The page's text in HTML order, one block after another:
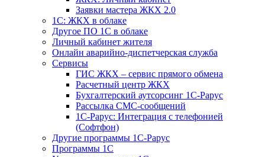
Заявки мастера ЖКХ 2.0
1С: ЖКХ в облаке
Другое ПО 1С в облаке
Личный кабинет жителя
Онлайн аварийно-диспетчерская служба
Сервисы
ГИС ЖКХ – сервис прямого обмена
Расчетный центр ЖКХ
Бухгалтерский аутсорсинг 1С-Рарус
Рассылка СМС-сообщений
1С-Рарус: Интеграция с телефонией
(Софтфон)
Другие программы 1С-Рарус
Программы 1С